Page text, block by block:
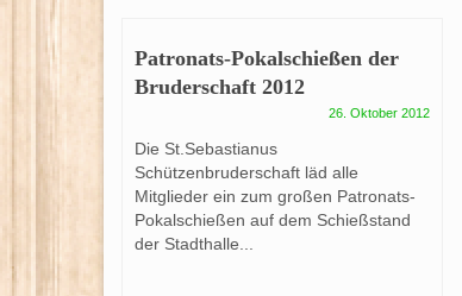
Patronats-Pokalschießen der
Bruderschaft 2012
26. Oktober 2012
Die St.Sebastianus
Schützenbruderschaft läd alle
Mitglieder ein zum großen Patronats-
Pokalschießen auf dem Schießstand
der Stadthalle...